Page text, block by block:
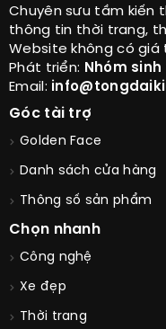
Chuyên sưu tầm kiến
thông tin thời trang,
Website không có giá
Phát triển: Nhóm
Email:
Góc tài trợ
Golden Face
Danh sách cửa hàng
Thông số sản phẩm
Chọn nhanh
Công nghệ
Xe đẹp
Thời trang